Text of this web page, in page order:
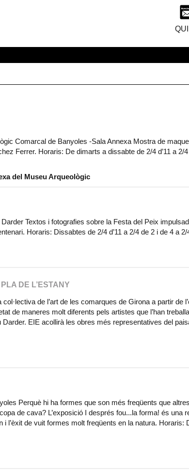
Comarcal de Banyoles -Sala Annexa Mostra de
Ferrer. Horaris: De dimarts a dissabte de 2/4 d’11 a 2/
del Museu Arqueològic
Textos i fotografies sobre la Festa del Peix
Horaris: Dissabtes de 2/4 d’11 a 2/4 de 2 i de 4 a 2/
DE L’ESTANY
de l’art de les comarques de Girona a partir de
de maneres molt diferents pels artistes que l’han
EIE acollirà les obres més representatives del
Perquè hi ha formes que son més freqüents que
de cava? L’exposició I després fou...la forma! és una
i l’èxit de vuit formes molt freqüents en la natura. Horaris: